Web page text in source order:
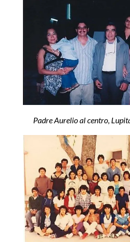
Padre Aurelio al centro,